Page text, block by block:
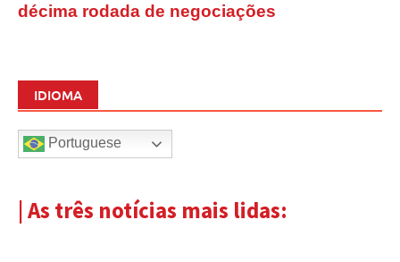
décima rodada de negociações
IDIOMA
Portuguese
| As três notícias mais lidas: